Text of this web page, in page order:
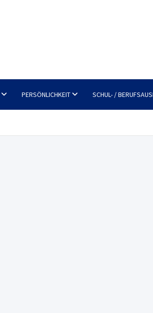
PERSÖNLICHKEIT SCHUL- /